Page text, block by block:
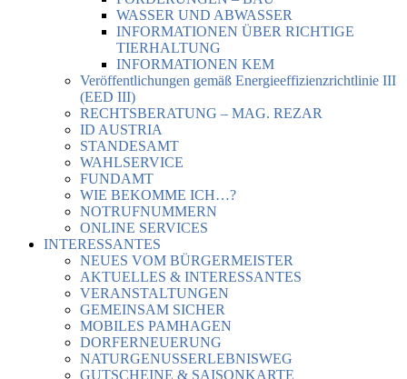
WASSER UND ABWASSER
INFORMATIONEN ÜBER RICHTIGE
TIERHALTUNG
INFORMATIONEN KEM
Veröffentlichungen gemäß Energieeffizienzrichtlinie III
(EED III)
RECHTSBERATUNG – MAG. REZAR
ID AUSTRIA
STANDESAMT
WAHLSERVICE
FUNDAMT
WIE BEKOMME ICH…?
NOTRUFNUMMERN
ONLINE SERVICES
INTERESSANTES
NEUES VOM BÜRGERMEISTER
AKTUELLES & INTERESSANTES
VERANSTALTUNGEN
GEMEINSAM SICHER
MOBILES PAMHAGEN
DORFERNEUERUNG
NATURGENUSSERLEBNISWEG
GUTSCHEINE & SAISONKARTE